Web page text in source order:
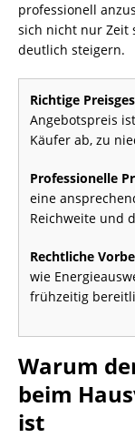
professionell
sich nicht nur Zeit
deutlich steigern.
Richtige
Angebotspreis
Käufer ab, zu
Professionelle
eine
Reichweite und
Rechtliche
wie
frühzeitig
Warum
beim
ist